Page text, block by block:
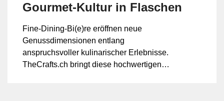
Gourmet‑Kultur in Flaschen
Fine‑Dining‑Bi(e)re eröffnen neue
Genussdimensionen entlang
anspruchsvoller kulinarischer Erlebnisse.
TheCrafts.ch bringt diese hochwertigen